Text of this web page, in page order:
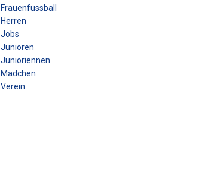
Frauenfussball
Herren
Jobs
Junioren
Junioriennen
Mädchen
Verein